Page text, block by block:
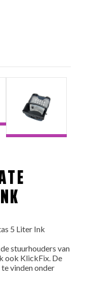
5 Liter Ink
stuurhouders van
ook KlickFix. De
vinden onder